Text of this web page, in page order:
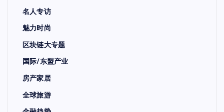
名人专访
魅力时尚
区块链大专题
国际/东盟产业
房产家居
全球旅游